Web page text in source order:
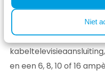
Niet
campings in Nederland,
de juiste camping voor
ruime plaatsen midden
en een 6, 8, 10 of 16